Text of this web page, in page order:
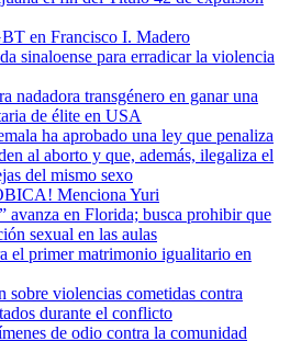
en Francisco I. Madero
sinaloense para erradicar la violencia
nadadora transgénero en ganar una
de élite en USA
ha aprobado una ley que penaliza
al aborto y que, además, ilegaliza el
del mismo sexo
Menciona Yuri
avanza en Florida; busca prohibir que
sexual en las aulas
el primer matrimonio igualitario en
sobre violencias cometidas contra
durante el conflicto
de odio contra la comunidad